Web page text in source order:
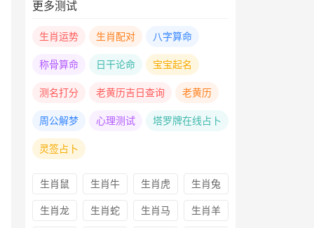
更多测试
生肖运势 生肖配对 八字算命
称骨算命 日干论命 宝宝起名
测名打分 老黄历吉日查询 老黄历
周公解梦 心理测试 塔罗牌在线占卜
灵签占卜
生肖鼠 生肖牛 生肖虎 生肖兔
生肖龙 生肖蛇 生肖马 生肖羊